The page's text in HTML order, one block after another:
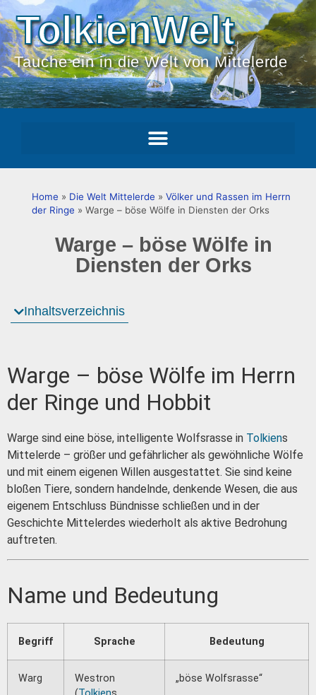
TolkienWelt
Tauche ein in die Welt von Mittelerde
Home » Die Welt Mittelerde » Völker und Rassen im Herrn
der Ringe » Warge – böse Wölfe in Diensten der Orks
Warge – böse Wölfe in
Diensten der Orks
Inhaltsverzeichnis
Warge – böse Wölfe im Herrn
der Ringe und Hobbit
Warge sind eine böse, intelligente Wolfsrasse in Tolkiens
Mittelerde – größer und gefährlicher als gewöhnliche Wölfe
und mit einem eigenen Willen ausgestattet. Sie sind keine
bloßen Tiere, sondern handelnde, denkende Wesen, die aus
eigenem Entschluss Bündnisse schließen und in der
Geschichte Mittelerdes wiederholt als aktive Bedrohung
auftreten.
Name und Bedeutung
Begriff Sprache Bedeutung
Warg
Westron
„böse Wolfsrasse“